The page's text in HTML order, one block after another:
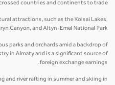
crossed countries and continents to trade.
attractions, such as the Kolsai Lakes,
Canyon, and Altyn-Emel National Park.
parks and orchards amid a backdrop of
in Almaty and is a significant source of
foreign exchange earnings.
and river rafting in summer and skiing in